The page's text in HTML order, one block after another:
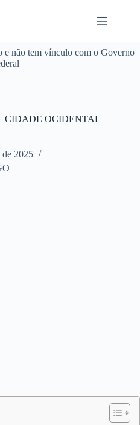
e não tem vínculo com o Governo
OCIDENTAL –
de 2025